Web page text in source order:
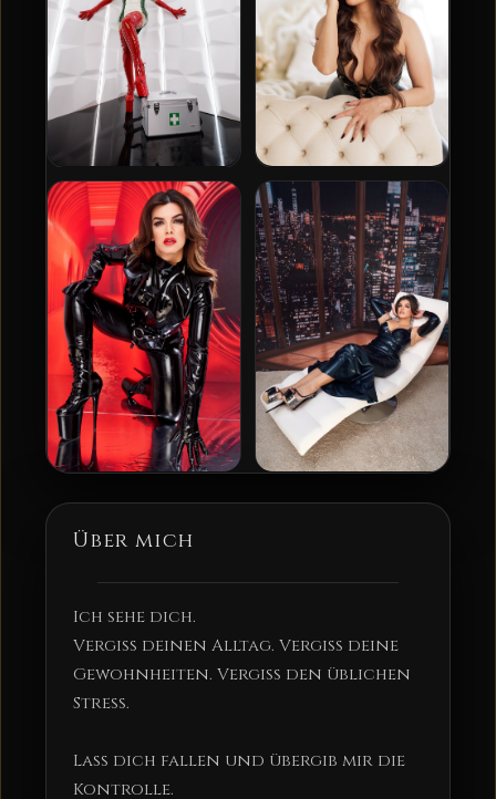
Über mich
Ich sehe dich.
Vergiss deinen Alltag. Vergiss deine
Gewohnheiten. Vergiss den üblichen
Stress.
Lass dich fallen und übergib mir die
Kontrolle.